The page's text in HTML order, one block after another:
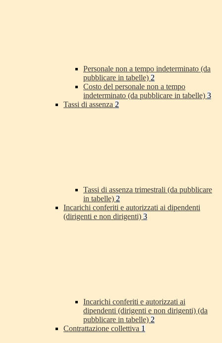
Personale non a tempo indeterminato (da
pubblicare in tabelle) 2
Costo del personale non a tempo
indeterminato (da pubblicare in tabelle) 3
Tassi di assenza 2
Tassi di assenza trimestrali (da pubblicare
in tabelle) 2
Incarichi conferiti e autorizzati ai dipendenti
(dirigenti e non dirigenti) 3
Incarichi conferiti e autorizzati ai
dipendenti (dirigenti e non dirigenti) (da
pubblicare in tabelle) 2
Contrattazione collettiva 1